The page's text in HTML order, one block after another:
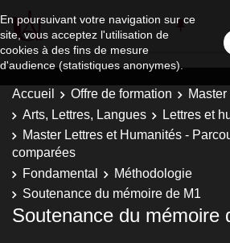
En poursuivant votre navigation sur ce
site, vous acceptez l'utilisation de
cookies à des fins de mesure
d'audience (statistiques anonymes).
Accueil Offre de formation
Master
Arts, Lettres, Langues
Lettres et
Master Lettres et Humanités -
comparées
Fondamental
Méthodologie
Soutenance du mémoire de M1
Soutenance du mémoire